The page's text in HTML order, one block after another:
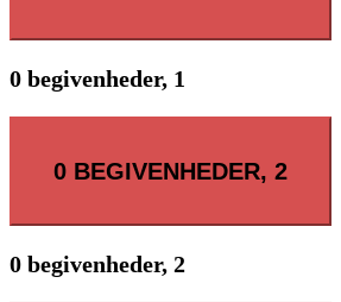
0 begivenheder, 1
0 BEGIVENHEDER, 2
0 begivenheder, 2